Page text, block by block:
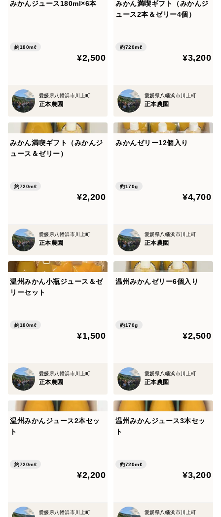
みかんジュース180ml×6本
約180mℓ
¥2,500
愛媛県八幡浜市川上町
正本農園
みかん満喫ギフト（みかんジ
ュース2本＆ゼリー4個）
約720mℓ
¥3,200
愛媛県八幡浜市川上町
正本農園
みかん満喫ギフト（みかんジ
ュース＆ゼリー）
約720mℓ
¥2,200
愛媛県八幡浜市川上町
正本農園
みかんゼリー12個入り
約170g
¥4,700
愛媛県八幡浜市川上町
正本農園
温州みかん小瓶ジュース＆ゼ
リーセット
約180mℓ
¥1,500
愛媛県八幡浜市川上町
正本農園
温州みかんゼリー6個入り
約170g
¥2,500
愛媛県八幡浜市川上町
正本農園
温州みかんジュース2本セッ
ト
約720mℓ
¥2,200
愛媛県八幡浜市川上町
温州みかんジュース3本セッ
ト
約720mℓ
¥3,200
愛媛県八幡浜市川上町